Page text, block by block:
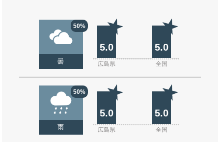
50%
曇
5.0 5.0
広島県 全国
50%
雨
5.0 5.0
広島県 全国